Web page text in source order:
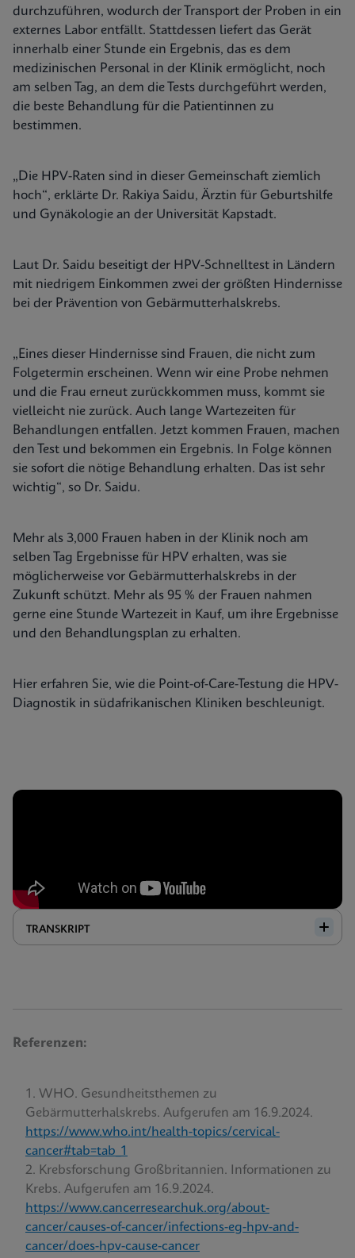
durchzuführen, wodurch der Transport der Proben in ein
externes Labor entfällt. Stattdessen liefert das Gerät
innerhalb einer Stunde ein Ergebnis, das es dem
medizinischen Personal in der Klinik ermöglicht, noch
am selben Tag, an dem die Tests durchgeführt werden,
die beste Behandlung für die Patientinnen zu
bestimmen.
„Die HPV-Raten sind in dieser Gemeinschaft ziemlich
hoch“, erklärte Dr. Rakiya Saidu, Ärztin für Geburtshilfe
und Gynäkologie an der Universität Kapstadt.
Laut Dr. Saidu beseitigt der HPV-Schnelltest in Ländern
mit niedrigem Einkommen zwei der größten Hindernisse
bei der Prävention von Gebärmutterhalskrebs.
„Eines dieser Hindernisse sind Frauen, die nicht zum
Folgetermin erscheinen. Wenn wir eine Probe nehmen
und die Frau erneut zurückkommen muss, kommt sie
vielleicht nie zurück. Auch lange Wartezeiten für
Behandlungen entfallen. Jetzt kommen Frauen, machen
den Test und bekommen ein Ergebnis. In Folge können
sie sofort die nötige Behandlung erhalten. Das ist sehr
wichtig“, so Dr. Saidu.
Mehr als 3,000 Frauen haben in der Klinik noch am
selben Tag Ergebnisse für HPV erhalten, was sie
möglicherweise vor Gebärmutterhalskrebs in der
Zukunft schützt. Mehr als 95 % der Frauen nahmen
gerne eine Stunde Wartezeit in Kauf, um ihre Ergebnisse
und den Behandlungsplan zu erhalten.
Hier erfahren Sie, wie die Point-of-Care-Testung die HPV-
Diagnostik in südafrikanischen Kliniken beschleunigt.
TRANSKRIPT
Referenzen:
WHO. Gesundheitsthemen zu
Gebärmutterhalskrebs. Aufgerufen am 16.9.2024.
https://www.who.int/health-topics/cervical-
cancer#tab=tab_1
Krebsforschung Großbritannien. Informationen zu
Krebs. Aufgerufen am 16.9.2024.
https://www.cancerresearchuk.org/about-
cancer/causes-of-cancer/infections-eg-hpv-and-
cancer/does-hpv-cause-cancer